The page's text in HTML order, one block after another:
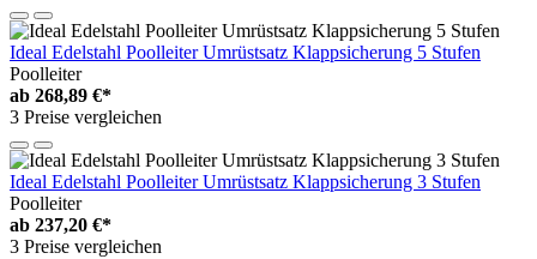
Ideal Edelstahl Poolleiter Umrüstsatz Klappsicherung 5 Stufen
Poolleiter
ab 268,89 €*
3 Preise vergleichen
Ideal Edelstahl Poolleiter Umrüstsatz Klappsicherung 3 Stufen
Poolleiter
ab 237,20 €*
3 Preise vergleichen